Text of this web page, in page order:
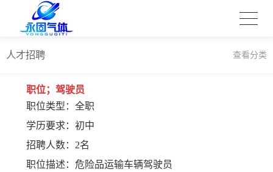
人才招聘 查看分类
职位；驾驶员
职位类型：全职
学历要求：初中
招聘人数：2名
职位描述：危险品运输车辆驾驶员